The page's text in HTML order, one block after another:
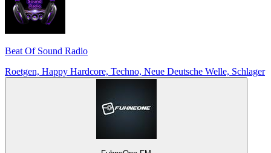
Beat Of Sound Radio
Roetgen, Happy Hardcore, Techno, Neue Deutsche Welle, Schlager